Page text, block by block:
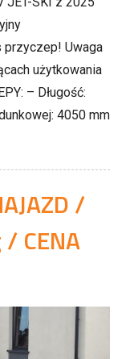
przyczep! Uwaga
użytkowania
– Długość:
4050 mm
/
CENA